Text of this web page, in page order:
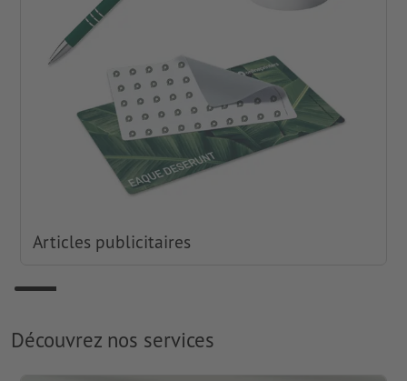
Articles publicitaires
Découvrez nos services